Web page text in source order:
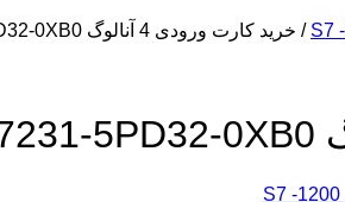
/ خرید کارت ورودی 4 آنالوگ 6ES7231-5PD32-0XB0